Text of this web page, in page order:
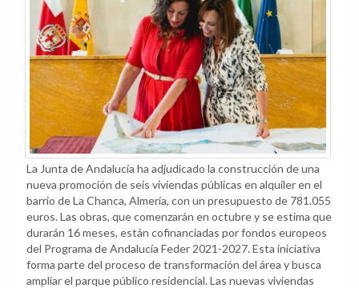
La Junta de Andalucía ha adjudicado la construcción de una
nueva promoción de seis viviendas públicas en alquiler en el
barrio de La Chanca, Almería, con un presupuesto de 781.055
euros. Las obras, que comenzarán en octubre y se estima que
durarán 16 meses, están cofinanciadas por fondos europeos
del Programa de Andalucía Feder 2021-2027. Esta iniciativa
forma parte del proceso de transformación del área y busca
ampliar el parque público residencial. Las nuevas viviendas